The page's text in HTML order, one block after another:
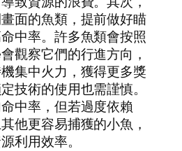
面的魚類，提前做好瞄
中率。許多魚類會按照
觀察它們的行進方向，
集中火力，獲得更多獎
技術的使用也需謹慎。
中率，但若過度依賴
他更容易捕獲的小魚，
利用效率。